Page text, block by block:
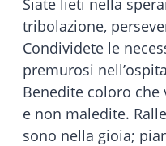
tribolazione,
Condividete le
premurosi
Benedite coloro
e non maledite.
sono nella gioia;